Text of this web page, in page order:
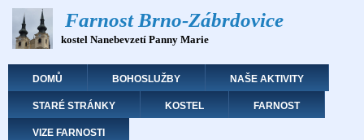
Přejít
hlavnímu
Farnost Brno-Zábrdovice
kostel Nanebevzetí Panny Marie
Hlavní navigace
DOMŮ BOHOSLUŽBY NAŠE AKTIVITY
STARÉ STRÁNKY KOSTEL FARNOST
VIZE FARNOSTI